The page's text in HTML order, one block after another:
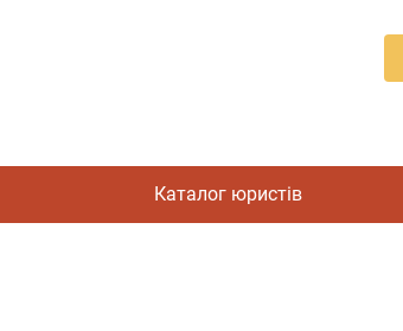
Каталог юристів